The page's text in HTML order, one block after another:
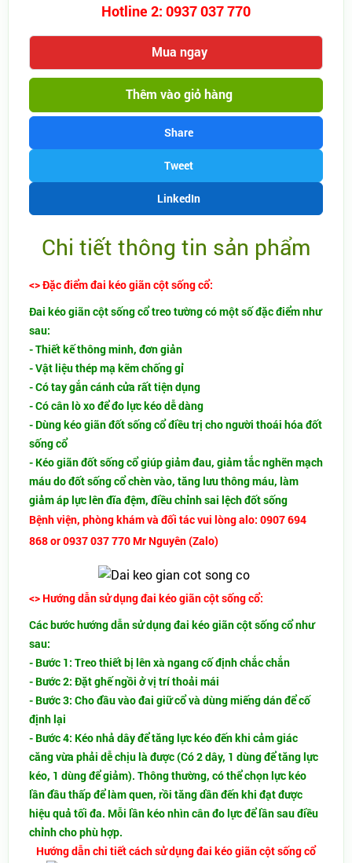
Hotline 2: 0937 037 770
Mua ngay
Thêm vào giỏ hàng
Share
Tweet
LinkedIn
Chi tiết thông tin sản phẩm
<> Đặc điểm đai kéo giãn cột sống cổ:
Đai kéo giãn cột sống cổ treo tường có một số đặc điểm như
sau:
- Thiết kế thông minh, đơn giản
- Vật liệu thép mạ kẽm chống gỉ
- Có tay gắn cánh cửa rất tiện dụng
- Có cân lò xo để đo lực kéo dễ dàng
- Dùng kéo giãn đốt sống cổ điều trị cho người thoái hóa đốt
sống cổ
- Kéo giãn đốt sống cổ giúp giảm đau, giảm tắc nghẽn mạch
máu do đốt sống cổ chèn vào, tăng lưu thông máu, làm
giảm áp lực lên đĩa đệm, điều chỉnh sai lệch đốt sống
Bệnh viện, phòng khám và đối tác vui lòng alo: 0907 694
868 or 0937 037 770 Mr Nguyên (Zalo)
<> Hướng dẫn sử dụng đai kéo giãn cột sống cổ:
Các bước hướng dẫn sử dụng đai kéo giãn cột sống cổ như
sau:
- Bước 1: Treo thiết bị lên xà ngang cố định chắc chắn
- Bước 2: Đặt ghế ngồi ở vị trí thoải mái
- Bước 3: Cho đầu vào đai giữ cổ và dùng miếng dán để cố
định lại
- Bước 4: Kéo nhả dây để tăng lực kéo đến khi cảm giác
căng vừa phải dễ chịu là được (Có 2 dây, 1 dùng để tăng lực
kéo, 1 dùng để giảm). Thông thường, có thể chọn lực kéo
lần đầu thấp để làm quen, rồi tăng dần đến khi đạt được
hiệu quả tối đa. Mỗi lần kéo nhìn cân đo lực để lần sau điều
chỉnh cho phù hợp.
Hướng dẫn chi tiết cách sử dụng đai kéo giãn cột sống cổ